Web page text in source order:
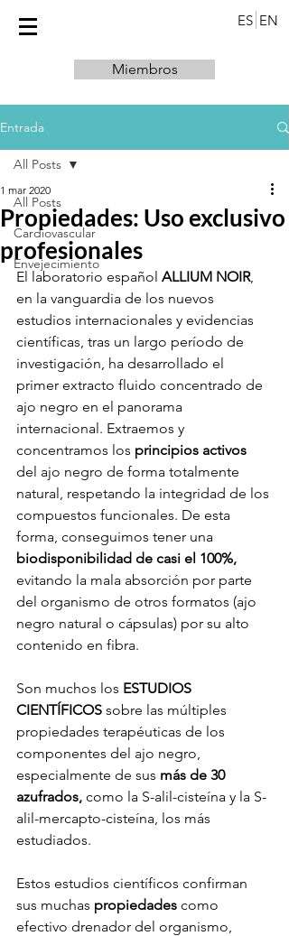
ES EN
Miembros
Entrada
All Posts
Cardiovascular
Envejecimiento
All Posts
Propiedades: Uso exclusivo
profesionales
1 mar 2020
El laboratorio español ALLIUM NOIR,
en la vanguardia de los nuevos
estudios internacionales y evidencias
científicas, tras un largo período de
investigación, ha desarrollado el
primer extracto fluido concentrado de
ajo negro en el panorama
internacional. Extraemos y
concentramos los principios activos
del ajo negro de forma totalmente
natural, respetando la integridad de los
compuestos funcionales. De esta
forma, conseguimos tener una
biodisponibilidad de casi el 100%,
evitando la mala absorción por parte
del organismo de otros formatos (ajo
negro natural o cápsulas) por su alto
contenido en fibra.
Son muchos los ESTUDIOS
CIENTÍFICOS sobre las múltiples
propiedades terapéuticas de los
componentes del ajo negro,
especialmente de sus más de 30
azufrados, como la S-alil-cisteína y la S-
alil-mercapto-cisteína, los más
estudiados.
Estos estudios científicos confirman
sus muchas propiedades como
efectivo drenador del organismo,